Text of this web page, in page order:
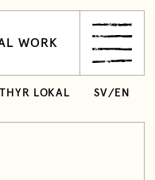
WORK
HYR LOKAL SV/ EN